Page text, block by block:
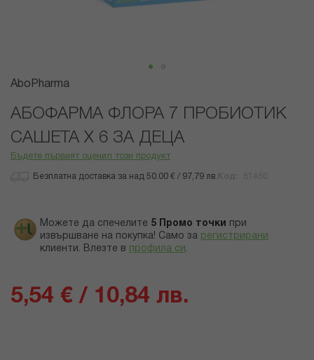
Преминете
началото
галерия
със
AboPharma
АБОФАРМА ФЛОРА 7 ПРОБИОТИК
САШЕТА X 6 ЗА ДЕЦА
Бъдете първият оценил този продукт
Безплатна доставка за над 50.00 € / 97,79 лв.
Можете да спечелите 5 Промо точки
при
извършване на покупка! Само за регистрирани
клиенти. Влезте в профила си .
5,54 € / 10,84 лв.